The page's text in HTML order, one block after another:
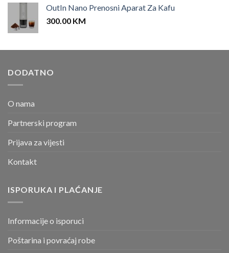
OutIn Nano Prenosni Aparat Za Kafu
300.00 KM
DODATNO
O nama
Partnerski program
Prijava za vijesti
Kontakt
ISPORUKA I PLAĆANJE
Informacije o isporuci
Poštarina i povraćaj robe